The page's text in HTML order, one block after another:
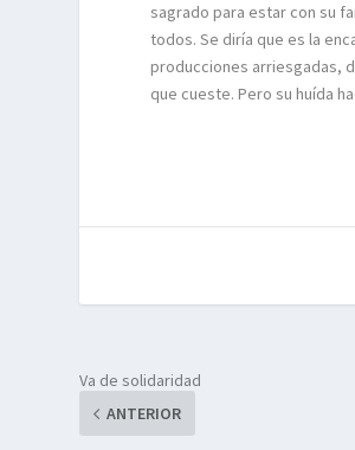
sagrado para estar con su
todos. Se diría que es la
producciones arriesgadas,
que cueste. Pero su huída
Va de solidaridad
ANTERIOR